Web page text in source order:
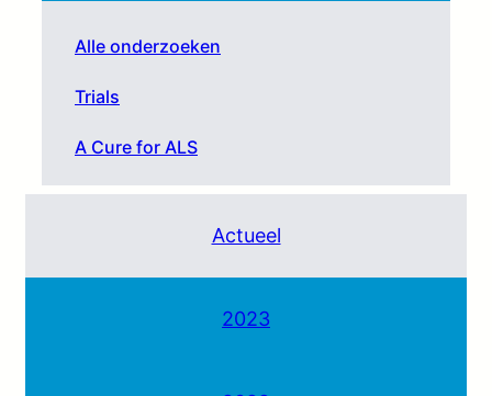
Alle onderzoeken
Trials
A Cure for ALS
Actueel
2023